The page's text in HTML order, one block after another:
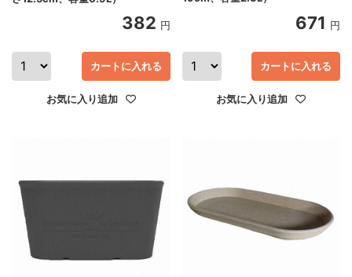
382 円
カートに入れる
お気に入り追加
671 円
カートに入れる
お気に入り追加